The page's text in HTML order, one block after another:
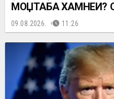
МОЏТАБА ХАМНЕИ?
09.08.2026. 11:26